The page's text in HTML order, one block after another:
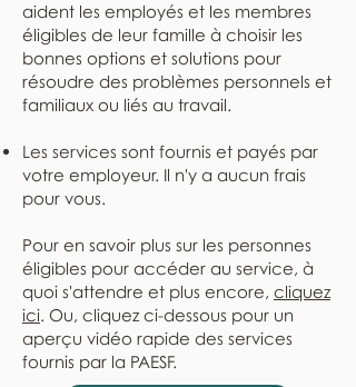
aident les employés et les membres
éligibles de leur famille à choisir les
bonnes options et solutions pour
résoudre des problèmes personnels et
familiaux ou liés au travail.
Les services sont fournis et payés par
votre employeur. Il n'y a aucun frais
pour vous.
Pour en savoir plus sur les personnes
éligibles pour accéder au service, à
quoi s'attendre et plus encore, cliquez
ici. Ou, cliquez ci-dessous pour un
aperçu vidéo rapide des services
fournis par la PAESF.